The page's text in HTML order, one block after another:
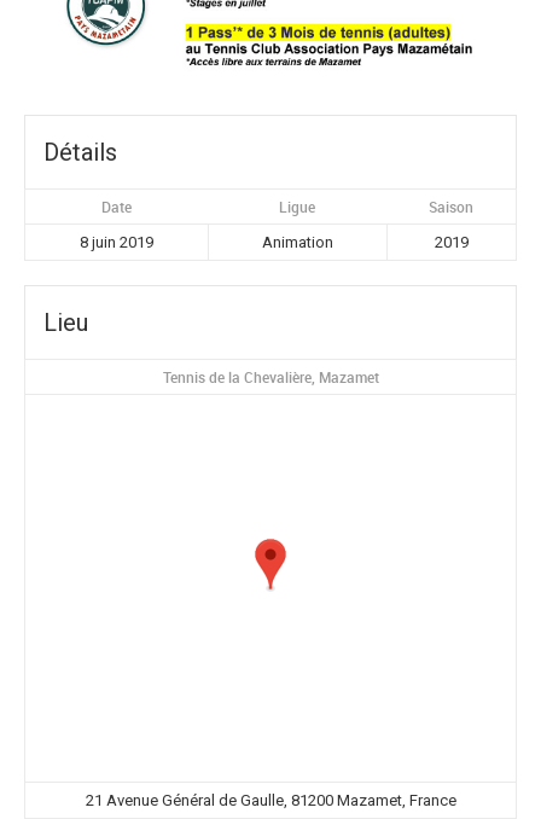
Détails
Date Ligue Saison
8 juin 2019 Animation 2019
Lieu
Tennis de la Chevalière, Mazamet
21 Avenue Général de Gaulle, 81200 Mazamet, France